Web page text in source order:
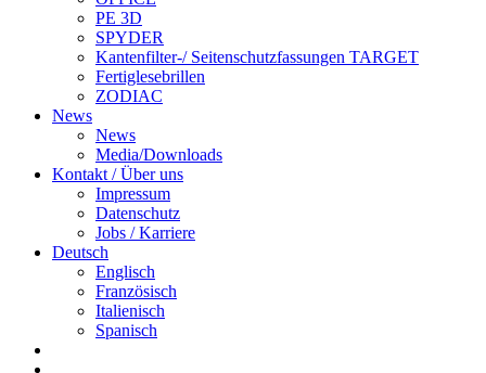
PE 3D
SPYDER
Kantenfilter-/ Seitenschutzfassungen TARGET
Fertiglesebrillen
ZODIAC
News
News
Media/Downloads
Kontakt / Über uns
Impressum
Datenschutz
Jobs / Karriere
Deutsch
Englisch
Französisch
Italienisch
Spanisch